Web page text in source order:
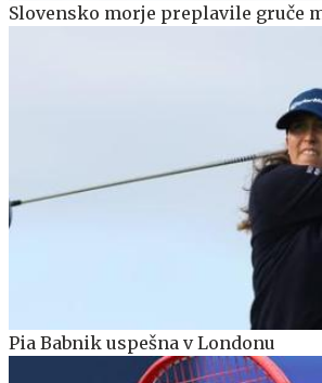
Slovensko morje preplavile gruče
Pia Babnik uspešna v Londonu